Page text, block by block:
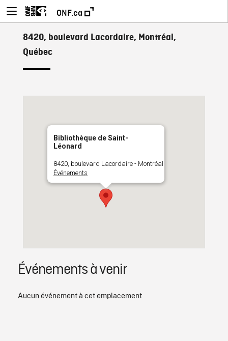
ONF.ca
8420, boulevard Lacordaire, Montréal,
Québec
Bibliothèque de Saint-
Léonard
8420, boulevard Lacordaire - Montréal
Événements
Événements à venir
Aucun événement à cet emplacement